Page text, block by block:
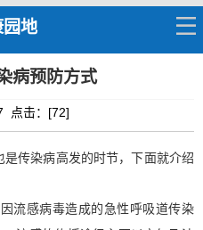
地
病预防方式
点击：[72]
是传染病高发的时节，
下面就介绍
流感病毒造成的急性呼吸道传染